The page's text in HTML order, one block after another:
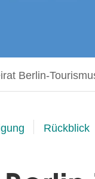
Berlin-
Rückblick